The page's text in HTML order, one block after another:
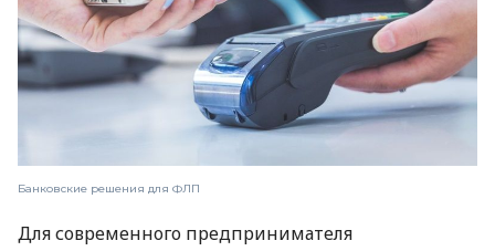
Банковские решения для ФЛП
Для современного предпринимателя